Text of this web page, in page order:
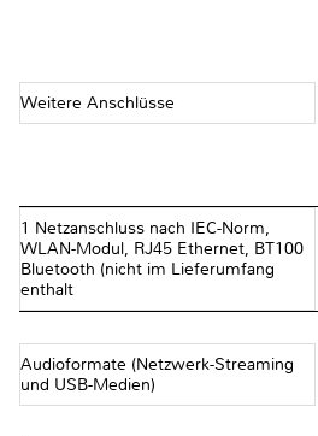
Weitere Anschlüsse
1 Netzanschluss nach IEC-Norm,
WLAN-Modul, RJ45 Ethernet, BT100
Bluetooth (nicht im Lieferumfang
enthalt
Audioformate (Netzwerk-Streaming
und USB-Medien)